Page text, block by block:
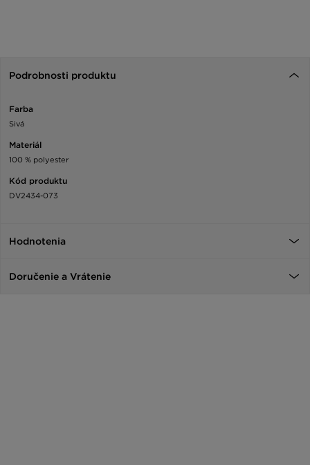
Podrobnosti produktu
Farba
Sivá
Materiál
100 % polyester
Kód produktu
DV2434-073
Hodnotenia
Doručenie a Vrátenie